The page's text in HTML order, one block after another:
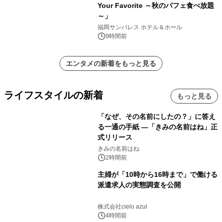
Your Favorite ～秋のパフェ食べ放題
～」
福岡サンパレス ホテル＆ホール
9時間前
エンタメの新着をもっと見る
ライフスタイルの新着 もっと見る
「なぜ、その名前にしたの？」に答え
る一通の手紙 ―「きみの名前はね」正
式リリース
きみの名前はね
2時間前
主婦が「10時から16時まで」で働ける
派遣求人の実態調査を公開
株式会社cielo azul
4時間前